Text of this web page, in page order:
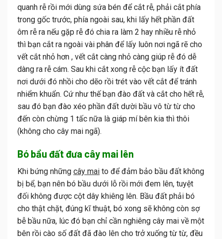
quanh rễ rồi mới dùng sứa bén để cắt rễ, phải cắt phía
trong gốc trước, phía ngoài sau, khi lấy hết phần đất
ôm rễ ra nếu gặp rễ đó chia ra làm 2 hay nhiều rễ nhỏ
thì bạn cắt ra ngoài vài phân để lấy luôn nơi ngã rẽ cho
vết cắt nhỏ hơn , vết cắt càng nhỏ càng giúp rễ đó dễ
dàng ra rễ cám. Sau khi cắt xong rễ cộc bạn lấy ít đất
nơi dưới đó nhồi cho dẽo rồi trét vào vết cắt để tránh
nhiểm khuẩn. Cứ như thế bạn đào đất và cắt cho hết rễ,
sau đó bạn đào xéo phần đất dười bầu vô từ từ cho
đến còn chừng 1 tấc nữa là giáp mí bên kia thì thôi
(không cho cây mai ngã).
Bó bầu đất đưa cây mai lên
Khi bứng những cây mai to để đảm bảo bầu đất không
bị bể, bạn nên bó bầu dưới lỗ rồi mới đem lên, tuyệt
đối không được cột dây khiêng lên. Bầu đất phải bó
cho thật chặt, đúng kĩ thuật, bó xong sẽ không còn sợ
bễ bầu nữa, lúc đó bạn chỉ cần nghiêng cây mai về một
bên rồi cào số đất đã đào lên cho trở xuống từ từ, đều